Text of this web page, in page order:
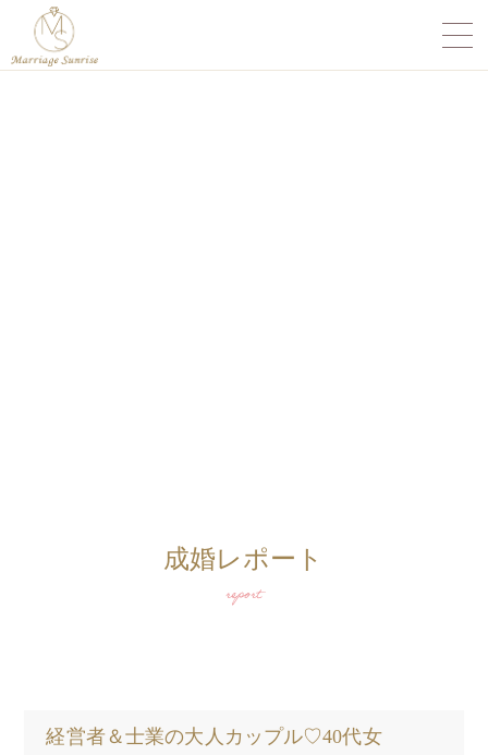
成婚レポート
report
経営者＆士業の大人カップル♡40代女